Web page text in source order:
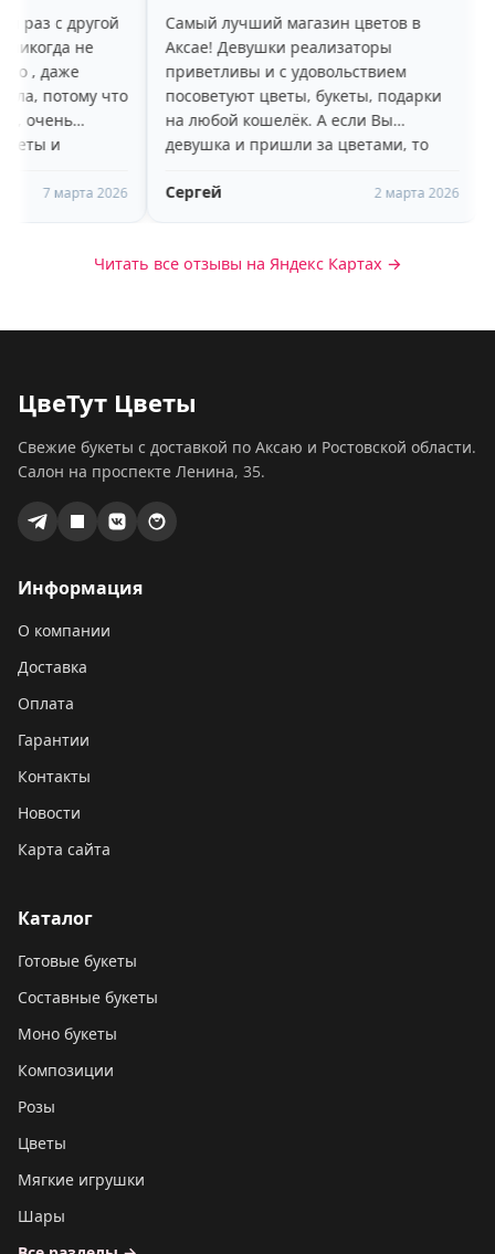
Самый лучший магазин цветов в
Аксае! Девушки реализаторы
приветливы и с удовольствием
посоветуют цветы, букеты, подарки
на любой кошелёк. А если Вы
девушка и пришли за цветами, то
молодой, улыбчивый парень-
Сергей
хороший
красивые
радует, что
больше
пару дней)
Яна
Читать все отзывы на Яндекс Картах →
ЦвеТут Цветы
Свежие букеты с доставкой по Аксаю и Ростовской области.
Салон на проспекте Ленина, 35.
Информация
О компании
Доставка
Оплата
Гарантии
Контакты
Новости
Карта сайта
Каталог
Готовые букеты
Составные букеты
Моно букеты
Композиции
Розы
Цветы
Мягкие игрушки
Шары